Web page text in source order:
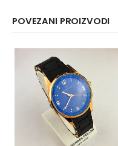
POVEZANI PROIZVODI